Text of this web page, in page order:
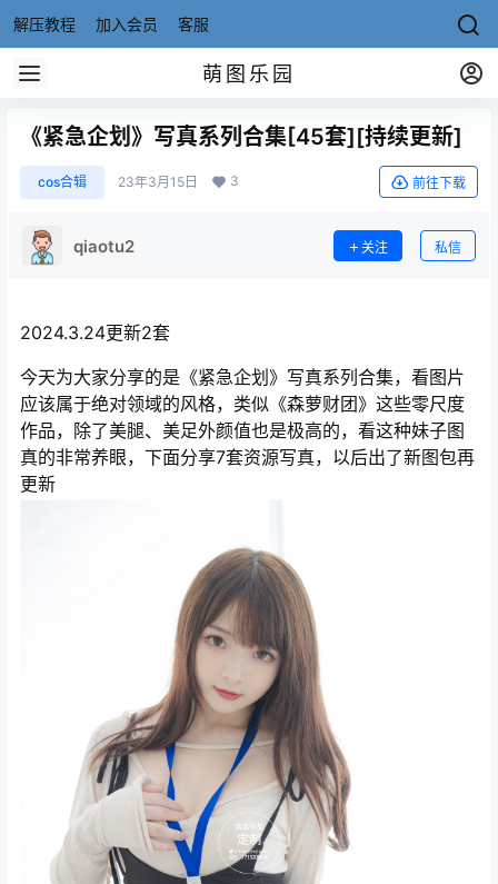
解压教程 加入会员 客服
萌图乐园
《紧急企划》写真系列合集[45套][持续更新]
cos合辑 23年3月15日 3 前往下载
qiaotu2 关注 私信
2024.3.24更新2套
今天为大家分享的是《紧急企划》写真系列合集，看图片
应该属于绝对领域的风格，类似《森萝财团》这些零尺度
作品，除了美腿、美足外颜值也是极高的，看这种妹子图
真的非常养眼，下面分享7套资源写真，以后出了新图包再
更新